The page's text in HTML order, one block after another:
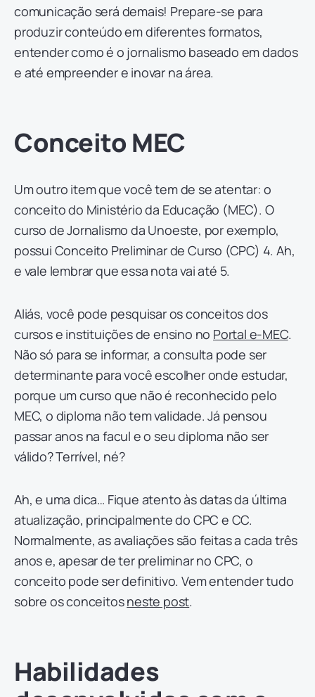
comunicação será demais! Prepare-se para
produzir conteúdo em diferentes formatos,
entender como é o jornalismo baseado em dados
e até empreender e inovar na área.
Conceito MEC
Um outro item que você tem de se atentar: o
conceito do Ministério da Educação (MEC). O
curso de Jornalismo da Unoeste, por exemplo,
possui Conceito Preliminar de Curso (CPC) 4. Ah,
e vale lembrar que essa nota vai até 5.
Aliás, você pode pesquisar os conceitos dos
cursos e instituições de ensino no Portal e-MEC.
Não só para se informar, a consulta pode ser
determinante para você escolher onde estudar,
porque um curso que não é reconhecido pelo
MEC, o diploma não tem validade. Já pensou
passar anos na facul e o seu diploma não ser
válido? Terrível, né?
Ah, e uma dica… Fique atento às datas da última
atualização, principalmente do CPC e CC.
Normalmente, as avaliações são feitas a cada três
anos e, apesar de ter preliminar no CPC, o
conceito pode ser definitivo. Vem entender tudo
sobre os conceitosneste post.
Habilidades